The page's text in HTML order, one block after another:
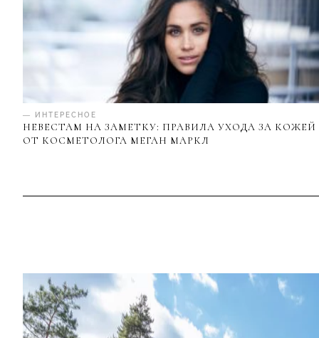
— ИНТЕРЕСНОЕ
НЕВЕСТАМ НА ЗАМЕТКУ: ПРАВИЛА УХОДА ЗА КОЖЕЙ
ОТ КОСМЕТОЛОГА МЕГАН МАРКЛ